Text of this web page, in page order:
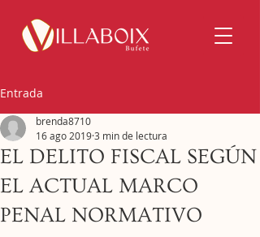
Entrada
EL DELITO FISCAL SEGÚN
EL ACTUAL MARCO
PENAL NORMATIVO
brenda8710
16 ago 20193 min de lectura